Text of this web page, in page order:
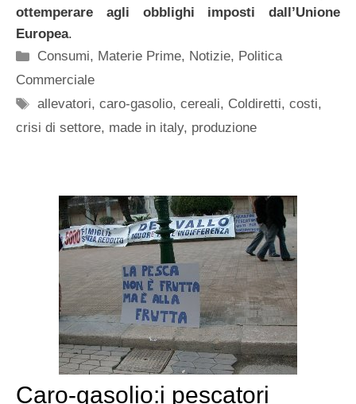
ottemperare agli obblighi imposti dall’Unione
Europea.
Categorie
Consumi, Materie Prime, Notizie, Politica
Commerciale
Tag
allevatori,caro-gasolio,cereali, Coldiretti,costi,
crisi di settore, made in italy, produzione
Caro-gasolio:i pescatori